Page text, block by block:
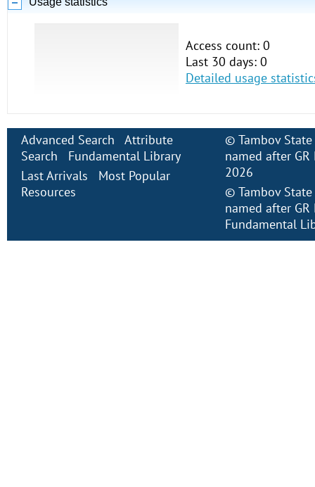
Access count: 0
Last 30 days: 0
Detailed usage
Advanced Search
Attribute
Search
Fundamental Library
Last Arrivals
Most Popular
Resources
© Tambov
named after
2026
© Tambov
named after
Fundamental